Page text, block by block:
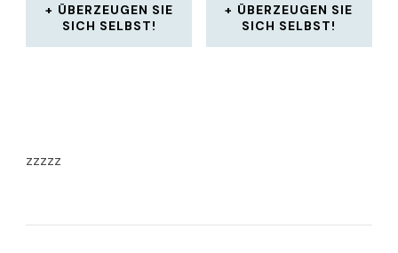
ÜBERZEUGEN SIE
SICH SELBST!
ÜBERZEUGEN SIE
SICH SELBST!
zzzzz